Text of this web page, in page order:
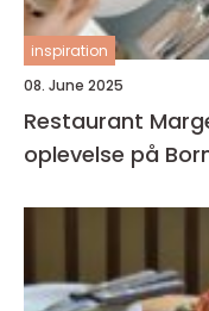
inspiration
08. June 2025
Restaurant
oplevelse på